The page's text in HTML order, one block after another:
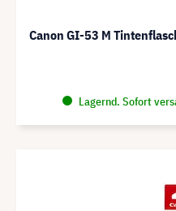
Canon GI-53 M
Lagernd. Sofort